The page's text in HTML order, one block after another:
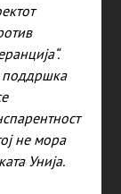
поддршка
не мора
Унија.